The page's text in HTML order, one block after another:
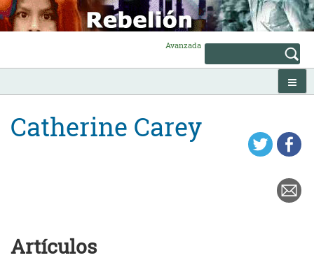
Skip
to
content
Avanzada
Catherine Carey
Artículos